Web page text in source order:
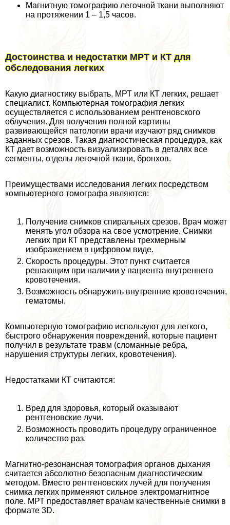
Магнитную томографию легочной ткани выполняют
на протяжении 1 – 1,5 часов.
Достоинства и недостатки МРТ и КТ для
обследования легких
Какую диагностику выбрать, МРТ или КТ легких, решает
специалист. Компьютерная томография легких
осуществляется с использованием рентгеновского
облучения. Для получения полной картины
развивающейся патологии врачи изучают ряд снимков
заданных срезов. Такая диагностическая процедypa, как
КТ дает возможность визуализировать в деталях все
сегменты, отделы легочной ткани, бронхов.
Преимуществами исследования легких посредством
компьютерного томографа являются:
Получение снимков спиральных срезов. Врач может
менять угол обзора на свое усмотрение. Снимки
легких при КТ представлены трехмерным
изображением в цифровом виде.
Скорость процедуры. Этот пункт считается
решающим при наличии у пациента внутреннего
кровотечения.
Возможность обнаружить внутренние кровотечения,
гематомы.
Компьютерную томографию используют для легкого,
быстрого обнаружения повреждений, которые пациент
получил в результате травм (сломанные ребра,
нарушения структуры легких, кровотечения).
Недостатками КТ считаются:
Вред для здоровья, который оказывают
рентгеновские лучи.
Возможность проводить процедуру ограниченное
количество раз.
Магнитно-резонансная томография органов дыхания
считается абсолютно безопасным диагностическим
методом. Вместо рентгеновских лучей для получения
снимка легких применяют сильное электромагнитное
поле. МРТ предоставляет врачам качественные снимки в
формате 3D.